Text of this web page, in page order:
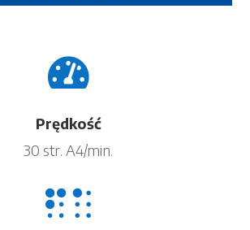

Prędkość
30 str. A4/min.
